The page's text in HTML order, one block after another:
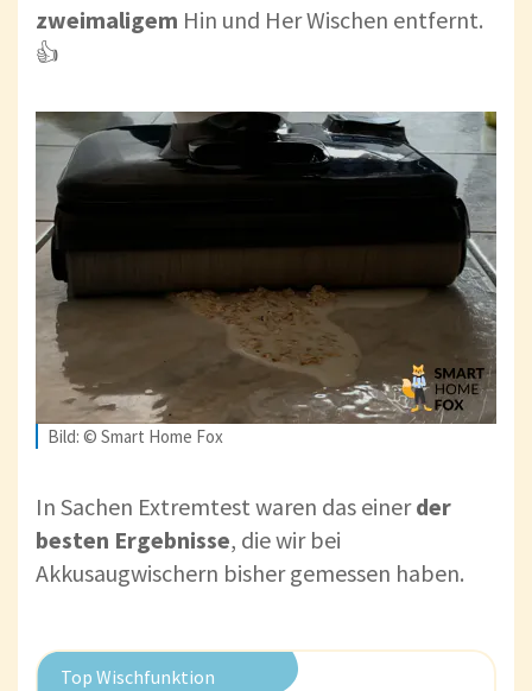
zweimaligem Hin und Her Wischen entfernt.
👍
Bild: © Smart Home Fox
In Sachen Extremtest waren das einerder
besten Ergebnisse, die wir bei
Akkusaugwischern bisher gemessen haben.
Top Wischfunktion